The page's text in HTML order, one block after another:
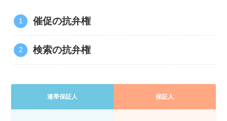
催促の抗弁権
検索の抗弁権
連帯保証人 保証人